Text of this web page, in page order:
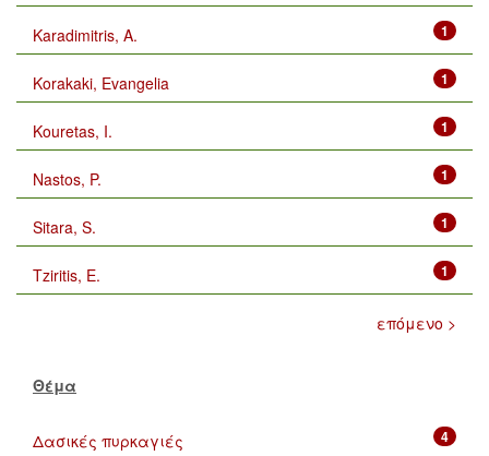
1
Karadimitris, A.
1
Korakaki, Evangelia
1
Kouretas, I.
1
Nastos, P.
1
Sitara, S.
1
Tziritis, E.
επόμενο >
Θέμα
4
Δασικές πυρκαγιές